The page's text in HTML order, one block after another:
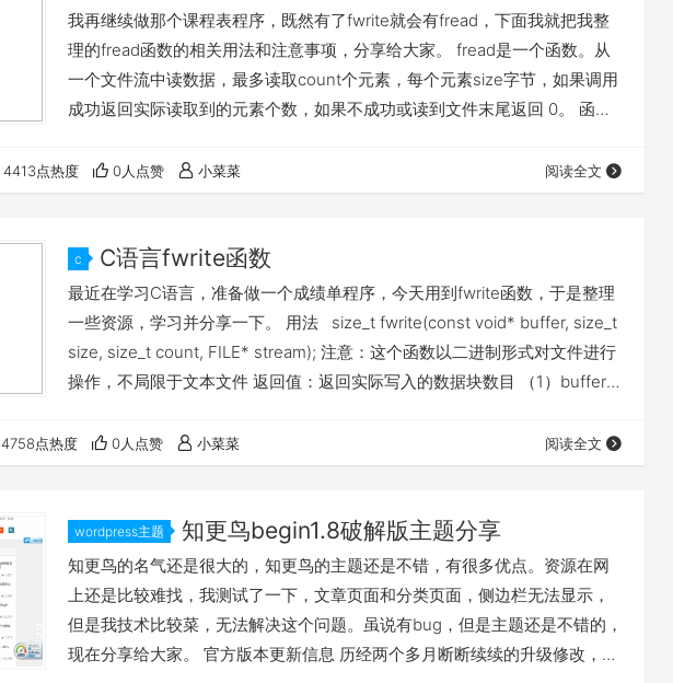
我再继续做那个课程表程序，既然有了fwrite就会有fread，下面我就把我整
理的fread函数的相关用法和注意事项，分享给大家。 fread是一个函数。从
一个文件流中读数据，最多读取count个元素，每个元素size字节，如果调用
成功返回实际读取到的元素个数，如果不成功或读到文件末尾返回 0。 函数
从文件中读入数据到指定的地址中 参数：第一个参数为接收数据的指针
(buff),也…
4413点热度 0人点赞 小菜菜 阅读全文
c C语言fwrite函数
最近在学习C语言，准备做一个成绩单程序，今天用到fwrite函数，于是整理
一些资源，学习并分享一下。 用法 size_t fwrite(const void* buffer, size_t
size, size_t count, FILE* stream); 注意：这个函数以二进制形式对文件进行
操作，不局限于文本文件 返回值：返回实际写入的数据块数目 （1）buffer：
的单字节数； （3）count:要进行写入size字…
4758点热度 0人点赞 小菜菜 阅读全文
wordpress主题 知更鸟begin1.8破解版主题分享
知更鸟的名气还是很大的，知更鸟的主题还是不错，有很多优点。资源在网
上还是比较难找，我测试了一下，文章页面和分类页面，侧边栏无法显示，
但是我技术比较菜，无法解决这个问题。虽说有bug，但是主题还是不错的，
现在分享给大家。 官方版本更新信息 历经两个多月断断续续的升级修改，在